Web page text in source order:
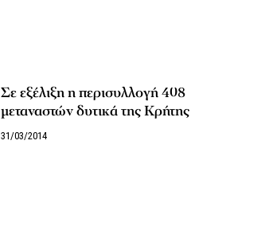
Σε εξέλιξη η περισυλλογή 408
μεταναστών δυτικά της Κρήτης
31/03/2014